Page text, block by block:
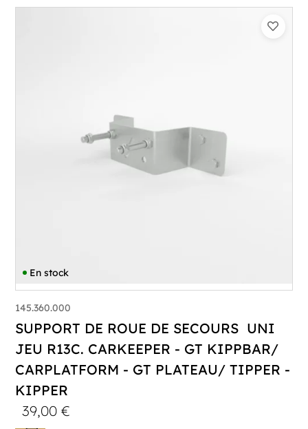
En stock
145.360.000
SUPPORT DE ROUE DE SECOURS UNI
JEU R13C. CARKEEPER - GT KIPPBAR/
CARPLATFORM - GT PLATEAU/ TIPPER -
KIPPER
39,00€